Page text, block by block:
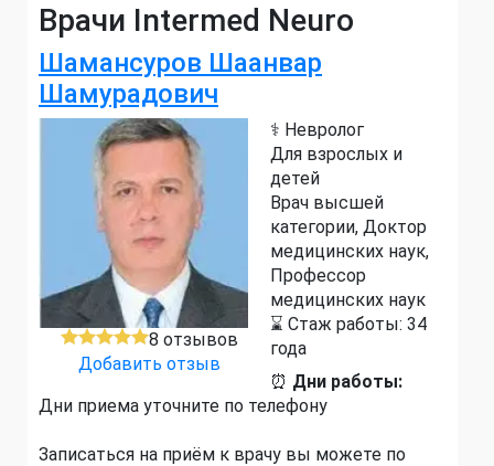
Врачи Intermed Neuro
Шамансуров Шаанвар
Шамурадович
8 отзывов
Добавить отзыв
⚕️ Невролог
Для взрослых и
детей
Врач высшей
категории Доктор
медицинских наук
Профессор
медицинских наук
⌛ Стаж работы: 34
года
⏰ Дни работы:
Дни приема уточните по телефону
Записаться на приём к врачу вы можете по